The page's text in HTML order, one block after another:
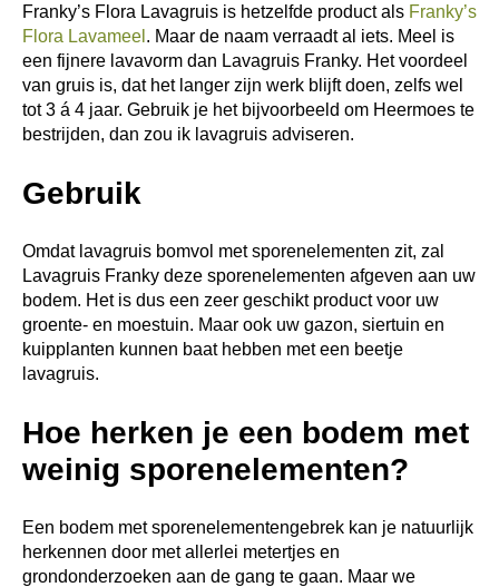
Franky’s Flora Lavagruis is hetzelfde product als Franky’s
Flora Lavameel . Maar de naam verraadt al iets. Meel is
een fijnere lavavorm dan Lavagruis Franky. Het voordeel
van gruis is, dat het langer zijn werk blijft doen, zelfs wel
tot 3 á 4 jaar. Gebruik je het bijvoorbeeld om Heermoes te
bestrijden, dan zou ik lavagruis adviseren.
Gebruik
Omdat lavagruis bomvol met sporenelementen zit, zal
Lavagruis Franky deze sporenelementen afgeven aan uw
bodem. Het is dus een zeer geschikt product voor uw
groente- en moestuin. Maar ook uw gazon, siertuin en
kuipplanten kunnen baat hebben met een beetje
lavagruis.
Hoe herken je een bodem met
weinig sporenelementen?
Een bodem met sporenelementengebrek kan je natuurlijk
herkennen door met allerlei metertjes en
grondonderzoeken aan de gang te gaan. Maar we